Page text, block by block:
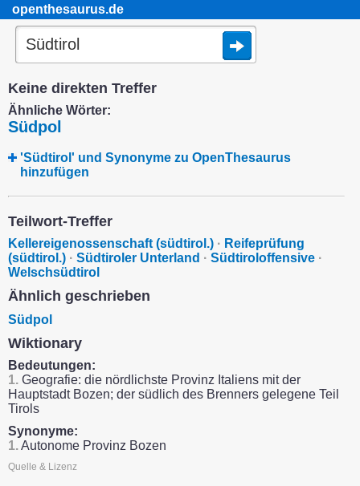
openthesaurus.de
Keine direkten Treffer
Ähnliche Wörter:
Südpol
'Südtirol' und Synonyme zu OpenThesaurus
hinzufügen
Teilwort-Treffer
Kellereigenossenschaft (südtirol.) · Reifeprüfung
(südtirol.) · Südtiroler Unterland · Südtiroloffensive ·
Welschsüdtirol
Ähnlich geschrieben
Südpol
Wiktionary
Bedeutungen:
1. Geografie: die nördlichste Provinz Italiens mit der
Hauptstadt Bozen; der südlich des Brenners gelegene Teil
Tirols
Synonyme:
1.Autonome Provinz Bozen
Quelle & Lizenz